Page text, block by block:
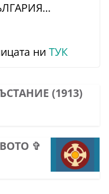
ни ТУК
(1913)
✞